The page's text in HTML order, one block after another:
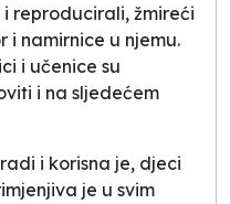
reproducirali, žmireći
i namirnice u njemu.
i učenice su
i na sljedećem
i korisna je, djeci
je u svim